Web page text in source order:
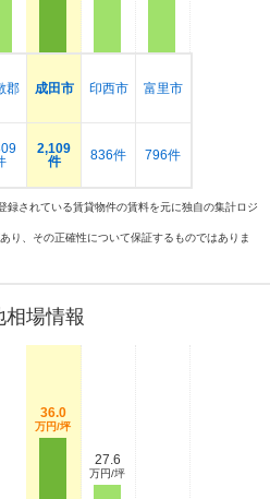
郡 成田市
2,109
件
印西市
836件
富里市
796件
されている賃貸物件の賃料を元に独自の集計ロジ
り、その正確性について保証するものではありま
相場情報
36.0
万円/坪
27.6
万円/坪